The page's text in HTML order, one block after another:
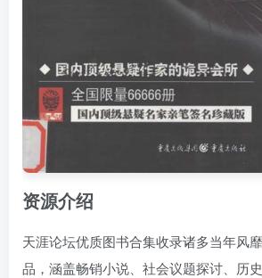
资源介绍
天涯论坛优质图书合集收录诸多当年风
品，涵盖畅销小说、社会议题探讨、历